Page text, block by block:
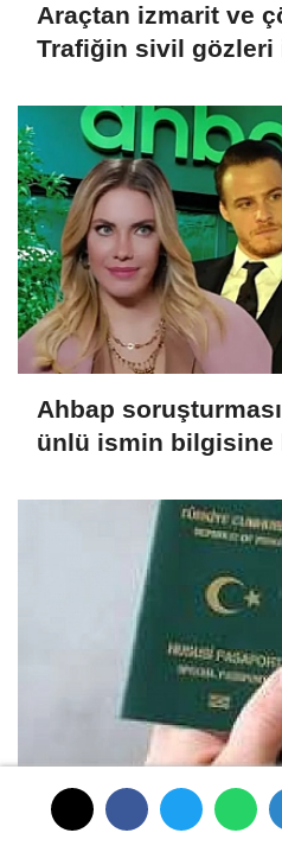
Araçtan izmarit ve
Trafiğin sivil gözleri
Ahbap
ünlü ismin bilgisine
6 Meslek Grubuna
Kanun Teklifi Verildi